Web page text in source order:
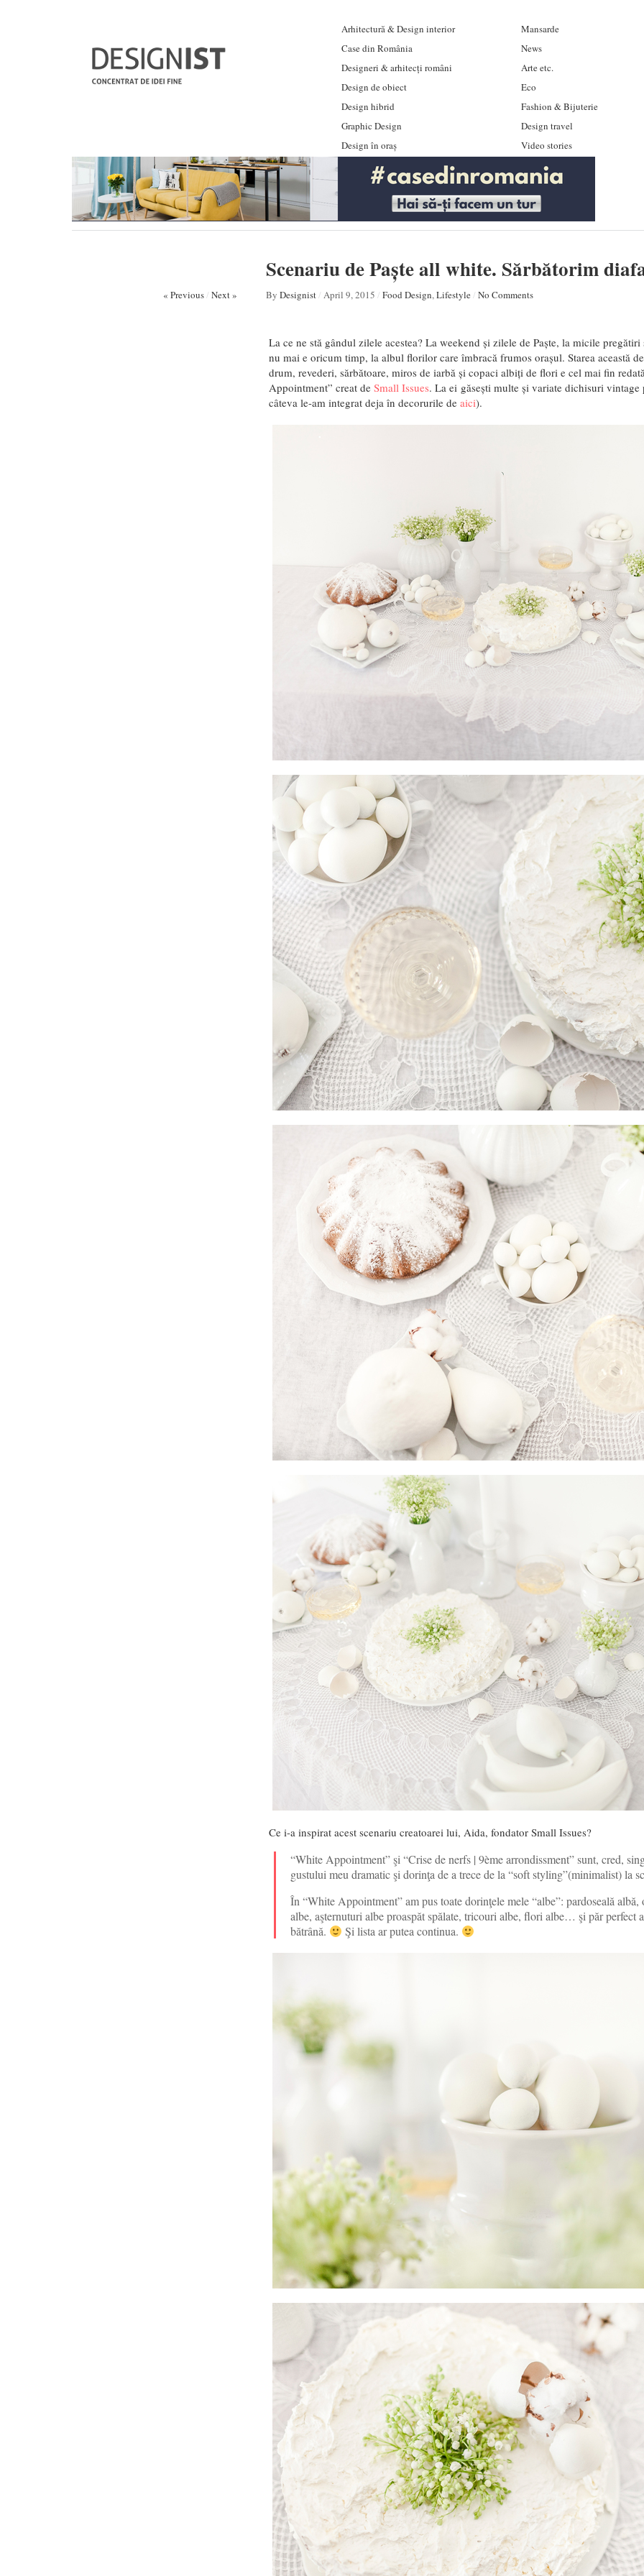
Arhitectură & Design interior
Case din România
Designeri & arhitecți români
Design de obiect
Design hibrid
Graphic Design
Design în oraș
Mansarde
News
Arte etc.
Eco
Fashion & Bijuterie
Design travel
Video stories
Scenariu de Paște all white. Sărbătorim
« Previous/ Next » By Designist/ April 9, 2015 / Food Design,Lifestyle/ No Comments
La ce ne stă gândul zilele acestea? La weekend și zilele de Paște, la micile
nu mai e oricum timp, la albul florilor care îmbracă frumos orașul. Starea această
drum, revederi, sărbătoare, miros de iarbă și copaci albiți de flori e cel mai fin
Appointment” creat de Small Issues. La ei găsești multe și variate dichisuri vintage
câteva le-am integrat deja în decorurile de aici).
Ce i-a inspirat acest scenariu creatoarei lui, Aida, fondator Small Issues?
“White Appointment” şi “Crise de nerfs | 9ème arrondissment” sunt, cred,
gustului meu dramatic şi dorinţa de a trece de la “soft styling”(minimalist) la
În “White Appointment” am pus toate dorinţele mele “albe”: pardoseală albă,
albe, aşternuturi albe proaspăt spălate, tricouri albe, flori albe… şi păr perfect
bătrână.
Şi lista ar putea continua.